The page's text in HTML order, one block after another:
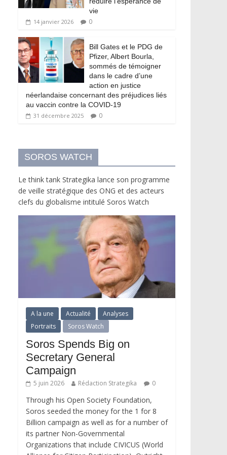
vie
14 janvier 2026 0
Bill Gates et le PDG de
Pfizer, Albert Bourla,
sommés de témoigner
dans le cadre d’une
action en justice
néerlandaise concernant des préjudices liés
au vaccin contre la COVID-19
31 décembre 2025 0
SOROS WATCH
Le think tank Strategika lance son programme
de veille stratégique des ONG et des acteurs
clefs du globalisme intitulé Soros Watch
A la une Actualité
Analyses
Portraits
Soros Watch
Soros Spends Big on
Secretary General
Campaign
5 juin 2026 Rédaction Strategika 0
Through his Open Society Foundation,
Soros seeded the money for the 1 for 8
Billion campaign as well as for a number of
its partner Non-Governmental
Organizations that include CIVICUS (World